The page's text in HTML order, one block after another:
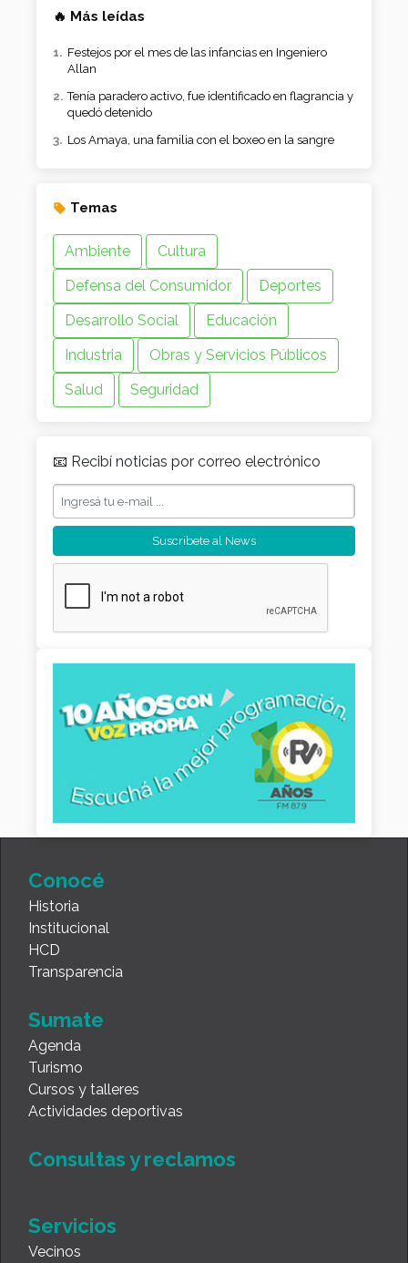
🔥 Más leídas
Festejos por el mes de las infancias en Ingeniero
Allan
Tenía paradero activo, fue identificado en flagrancia y
quedó detenido
Los Amaya, una familia con el boxeo en la sangre
Temas
Ambiente
Cultura
Defensa del Consumidor
Deportes
Desarrollo Social
Educación
Industria
Obras y Servicios Públicos
Salud
Seguridad
📧 Recibí noticias por correo electrónico
Conocé
Historia
Institucional
HCD
Transparencia
Sumate
Agenda
Turismo
Cursos y talleres
Actividades deportivas
Consultas y reclamos
Servicios
Vecinos